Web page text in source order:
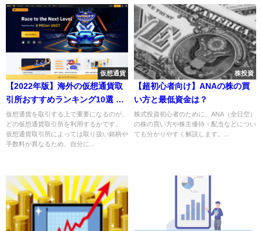
仮想通貨
【2022年版】海外の仮想通貨取
引所おすすめランキング10選 ！
メリットや選ぶポイントを紹介
仮想通貨を取引する上で重要になるのが、
どの仮想通貨取引所を利用するかです。
仮想通貨取引所によっては取り扱い銘柄や
手数料が異なるため、自分に...
株投資
【超初心者向け】ANAの株の買
い方と最低資金は？
株式投資初心者のために、ANA（全日空）
の株の買い方や株主優待・配当などについ
ても分かりやすく解説します。...